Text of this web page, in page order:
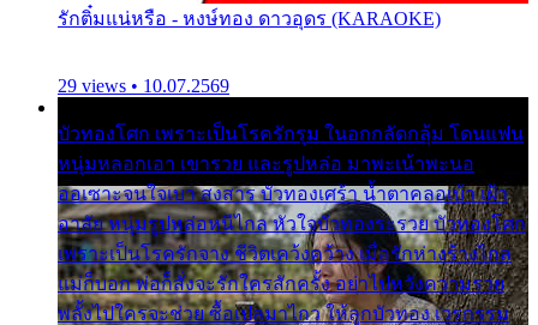
รักติ๋มแน่หรือ - หงษ์ทอง ดาวอุดร (KARAOKE)
29 views • 10.07.2569
บัวทองโศก เพราะเป็นโรครักรุม ในอกกลัดกลุ้ม โดนแฟน
หนุ่มหลอกเอา เขารวย และรูปหล่อ มาพะเน้าพะนอ
ออเซาะจนใจเบา สงสาร บัวทองเศร้า น้ำตาคลอเบ้า เฝ้า
อาลัย หนุ่มรูปหล่อหนีไกล หัวใจบัวทองระรวย บัวทองโศก
เพราะเป็นโรครักจาง ชีวิตเคว้งคว้าง เมื่อรักห่างร้างไกล
แม่ก็บอก พ่อก็สั่งจะรักใครสักครั้ง อย่าไปหวังความรวย
พลั้งไปใครจะช่วย ซื้อเปลมาไกว ให้ลูกบัวทอง เวรกรรม